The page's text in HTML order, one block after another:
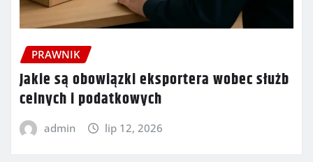
PRAWNIK
Jakie są obowiązki eksportera wobec służb
celnych i podatkowych
admin lip 12, 2026